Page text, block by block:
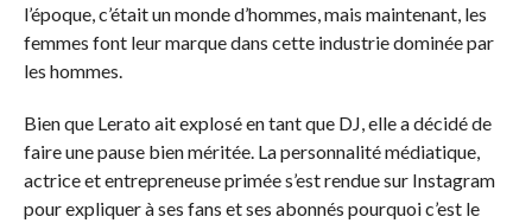
l’époque, c’était un monde d’hommes, mais maintenant, les
femmes font leur marque dans cette industrie dominée par
les hommes.
Bien que Lerato ait explosé en tant que DJ, elle a décidé de
faire une pause bien méritée. La personnalité médiatique,
actrice et entrepreneuse primée s’est rendue sur Instagram
pour expliquer à ses fans et ses abonnés pourquoi c’est le